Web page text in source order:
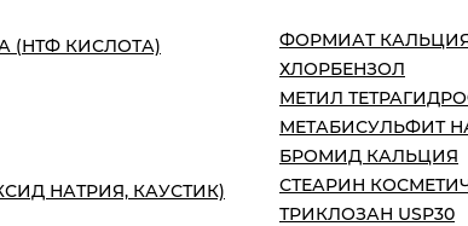
(НТФ КИСЛОТА)
НАТРИЯ, КАУСТИК)
ФОРМИАТ
ХЛОРБЕНЗОЛ
МЕТИЛ
МЕТАБИСУЛЬФИТ
БРОМИД КАЛЬЦИЯ
СТЕАРИН
ТРИКЛОЗАН USP30